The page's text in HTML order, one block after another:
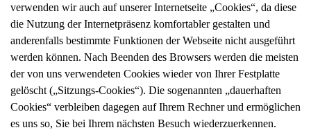
verwenden wir auch auf unserer Internetseite „Cookies“, da diese
die Nutzung der Internetpräsenz komfortabler gestalten und
anderenfalls bestimmte Funktionen der Webseite nicht ausgeführt
werden können. Nach Beenden des Browsers werden die meisten
der von uns verwendeten Cookies wieder von Ihrer Festplatte
gelöscht („Sitzungs-Cookies“). Die sogenannten „dauerhaften
Cookies“ verbleiben dagegen auf Ihrem Rechner und ermöglichen
es uns so, Sie bei Ihrem nächsten Besuch wiederzuerkennen.